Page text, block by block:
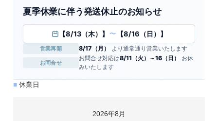
夏季休業に伴う発送休止のお知らせ
【8/13（木）】 〜 【8/16（日）】
営業再開 8/17（月） より通常通り営業いたします
お問合せ
お問合せ対応は8/11（火）～16（日）
お休
みいたします
■休業日
2026年8月